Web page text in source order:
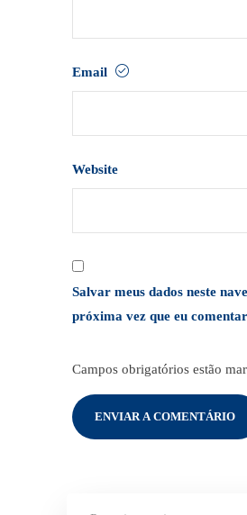
Email
Website
Salvar meus dados neste
próxima vez que eu
Campos obrigatórios estão